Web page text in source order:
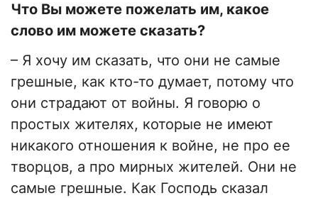
Что Вы можете пожелать им, какое
слово им можете сказать?
– Я хочу им сказать, что они не самые
грешные, как кто-то думает, потому что
они страдают от войны. Я говорю о
простых жителях, которые не имеют
никакого отношения к войне, не про ее
творцов, а про мирных жителей. Они не
самые грешные. Как Господь сказал